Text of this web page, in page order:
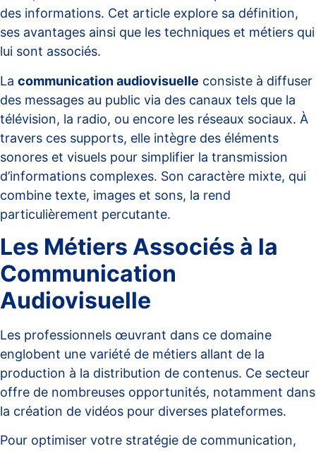
des informations. Cet article explore sa définition,
ses avantages ainsi que les techniques et métiers qui
lui sont associés.
La communication audiovisuelle consiste à diffuser
des messages au public via des canaux tels que la
télévision, la radio, ou encore les réseaux sociaux. À
travers ces supports, elle intègre des éléments
sonores et visuels pour simplifier la transmission
d’informations complexes. Son caractère mixte, qui
combine texte, images et sons, la rend
particulièrement percutante.
Les Métiers Associés à la
Communication
Audiovisuelle
Les professionnels œuvrant dans ce domaine
englobent une variété de métiers allant de la
production à la distribution de contenus. Ce secteur
offre de nombreuses opportunités, notamment dans
la création de vidéos pour diverses plateformes.
Pour optimiser votre stratégie de communication,